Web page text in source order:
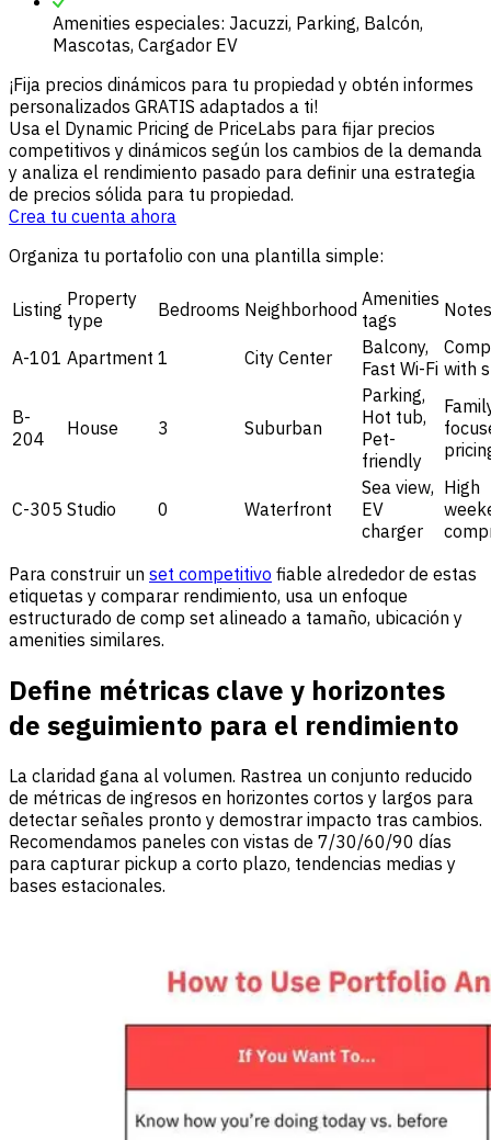
Amenities especiales: Jacuzzi, Parking, Balcón,
Mascotas, Cargador EV
¡Fija precios dinámicos para tu propiedad y obtén informes
personalizados GRATIS adaptados a ti!
Usa el Dynamic Pricing de PriceLabs para fijar precios
competitivos y dinámicos según los cambios de la demanda
y analiza el rendimiento pasado para definir una estrategia
de precios sólida para tu propiedad.
Crea tu cuenta ahora
Organiza tu portafolio con una plantilla simple:
Listing Property
type
Bedrooms Neighborhood Amenities
tags
Notes
A-101 Apartment 1 City Center
Balcony,
Fast Wi-Fi with
B-
204
House 3 Suburban
Parking,
Hot tub,
Pet-
friendly
C-305 Studio 0 Waterfront
Sea view,
EV
charger
High
Para construir un set competitivo fiable alrededor de estas
etiquetas y comparar rendimiento, usa un enfoque
estructurado de comp set alineado a tamaño, ubicación y
amenities similares.
Define métricas clave y horizontes
de seguimiento para el rendimiento
La claridad gana al volumen. Rastrea un conjunto reducido
de métricas de ingresos en horizontes cortos y largos para
detectar señales pronto y demostrar impacto tras cambios.
Recomendamos paneles con vistas de 7/30/60/90 días
para capturar pickup a corto plazo, tendencias medias y
bases estacionales.